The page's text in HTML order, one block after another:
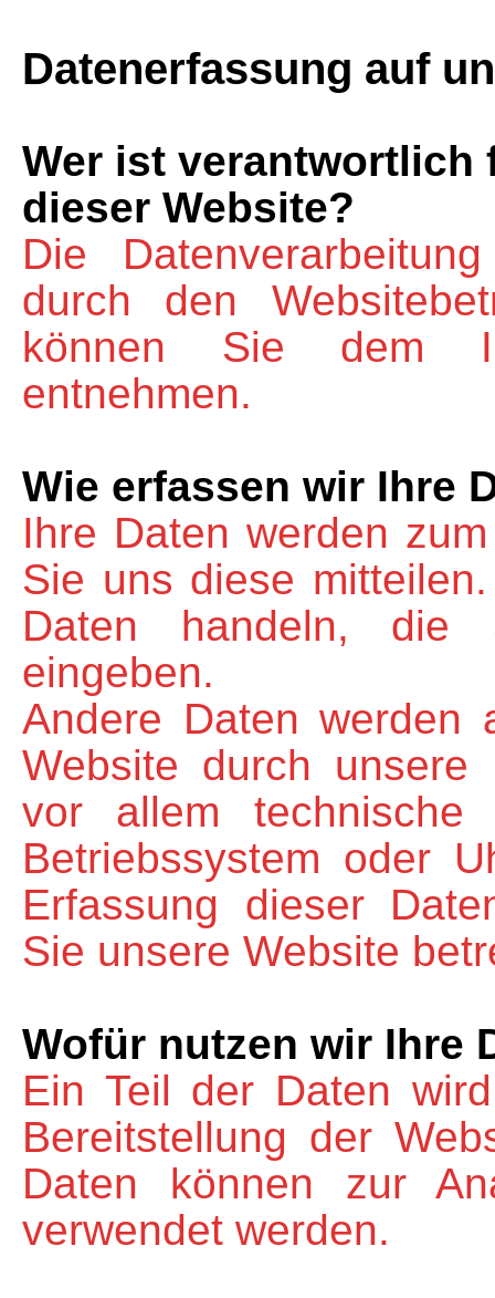
Datenerfassung auf
Wer ist verantwortlich
dieser Website?
Die
durch den
können Sie dem
entnehmen.
Wie erfassen wir Ihre
Ihre Daten werden
Sie uns diese
Daten handeln, die
eingeben.
Andere Daten werden
Website durch unsere
vor allem technische
Betriebssystem oder
Erfassung dieser
Sie unsere Website
Wofür nutzen wir Ihre
Ein Teil der Daten
Bereitstellung der
Daten können zur
verwendet werden.